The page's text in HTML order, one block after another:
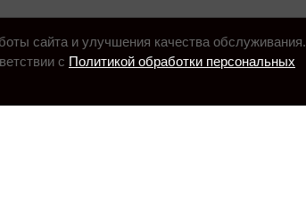
сайта и улучшения качества обслуживания.
с Политикой обработки персональных